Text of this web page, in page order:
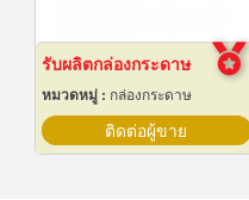
รับผลิตกล่องกระดาษ
หมวดหมู่ : กล่องกระดาษ
ติดต่อผู้ขาย